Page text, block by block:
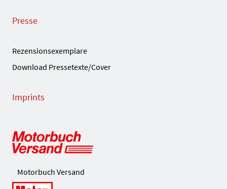
Presse
Rezensionsexemplare
Download Pressetexte/Cover
Imprints
Motorbuch Versand